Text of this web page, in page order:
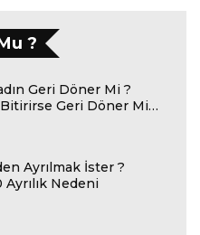
?
Geri Döner Mi ?
Bitirirse Geri Döner Mi…
Ayrılmak İster ?
Nedeni